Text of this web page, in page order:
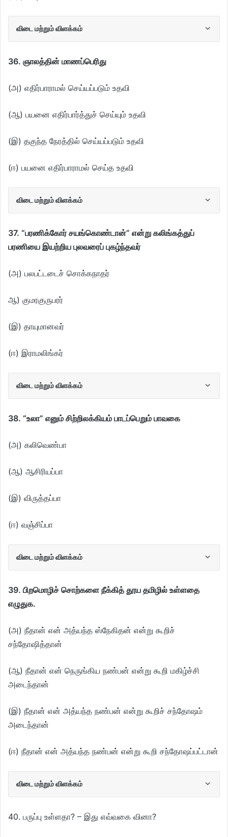
விடை மற்றும் விளக்கம்
36. ஞாலத்தின் மாணப்பெரிது
(அ) எதிர்பாராமல் செய்யப்படும் உதவி
(ஆ) பயனை எதிர்பார்த்துச் செய்யும் உதவி
(இ) தகுந்த நேரத்தில் செய்யப்படும் உதவி
(ஈ) பயனை எதிர்பாராமல் செய்த உதவி
விடை மற்றும் விளக்கம்
37. “பரணிக்கோர் சயங்கொண்டான்” என்று கலிங்கத்துப்
பரணியை இயற்றிய புலவரைப் புகழ்ந்தவர்
(அ) பலபட்டடைச் சொக்கநாதர்
ஆ) குமரகுருபரர்
(இ) தாயுமானவர்
(ஈ) இராமலிங்கர்
விடை மற்றும் விளக்கம்
38. “உலா” எனும் சிற்றிலக்கியம் பாடப்பெறும் பாவகை
(அ) கலிவெண்பா
(ஆ) ஆசிரியப்பா
(இ) விருத்தப்பா
(ஈ) வஞ்சிப்பா
விடை மற்றும் விளக்கம்
39. பிறமொழிச் சொற்களை நீக்கித் தூய தமிழில் உள்ளதை
எழுதுக.
(அ) நீதான் என் அத்யந்த ஸ்நேகிதன் என்று கூறிச்
சந்தோஷித்தான்
(ஆ) நீதான் என் நெருங்கிய நண்பன் என்று கூறி மகிழ்ச்சி
அடைந்தான்
(இ) நீதான் என் அத்யந்த நண்பன் என்று கூறிச் சந்தோஷம்
அடைந்தான்
(ஈ) நீதான் என் அத்யந்த நண்பன் என்று கூறி சந்தோஷப்பட்டான்
விடை மற்றும் விளக்கம்
40. பருப்பு உள்ளதா? – இது எவ்வகை வினா?